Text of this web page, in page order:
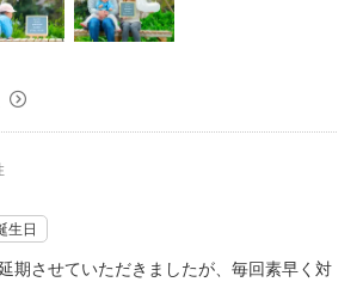
ズでした。
れず動き回る娘ですが、とても優しく根
さり感謝しかないです。
納品された写真はそんなことを感じない
りでした。
ります！
た(^^)
生日
期させていただきましたが、毎回素早く対